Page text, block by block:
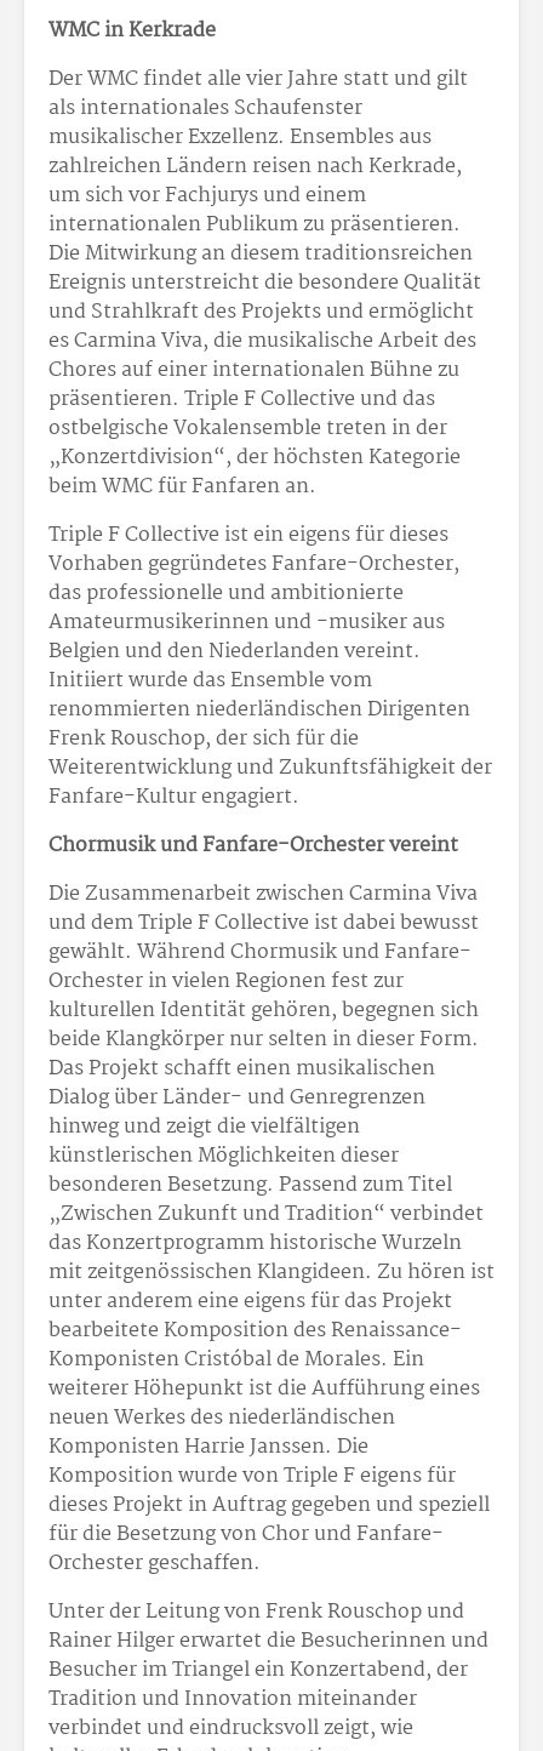
WMC in Kerkrade
Der WMC findet alle vier Jahre statt und gilt
als internationales Schaufenster
musikalischer Exzellenz. Ensembles aus
zahlreichen Ländern reisen nach Kerkrade,
um sich vor Fachjurys und einem
internationalen Publikum zu präsentieren.
Die Mitwirkung an diesem traditionsreichen
Ereignis unterstreicht die besondere Qualität
und Strahlkraft des Projekts und ermöglicht
es Carmina Viva, die musikalische Arbeit des
Chores auf einer internationalen Bühne zu
präsentieren. Triple F Collective und das
ostbelgische Vokalensemble treten in der
„Konzertdivision“, der höchsten Kategorie
beim WMC für Fanfaren an.
Triple F Collective ist ein eigens für dieses
Vorhaben gegründetes Fanfare-Orchester,
das professionelle und ambitionierte
Amateurmusikerinnen und -musiker aus
Belgien und den Niederlanden vereint.
Initiiert wurde das Ensemble vom
renommierten niederländischen Dirigenten
Frenk Rouschop, der sich für die
Weiterentwicklung und Zukunftsfähigkeit der
Fanfare-Kultur engagiert.
Chormusik und Fanfare-Orchester vereint
Die Zusammenarbeit zwischen Carmina Viva
und dem Triple F Collective ist dabei bewusst
gewählt. Während Chormusik und Fanfare-
Orchester in vielen Regionen fest zur
kulturellen Identität gehören, begegnen sich
beide Klangkörper nur selten in dieser Form.
Das Projekt schafft einen musikalischen
Dialog über Länder- und Genregrenzen
hinweg und zeigt die vielfältigen
künstlerischen Möglichkeiten dieser
besonderen Besetzung. Passend zum Titel
„Zwischen Zukunft und Tradition“ verbindet
das Konzertprogramm historische Wurzeln
mit zeitgenössischen Klangideen. Zu hören ist
unter anderem eine eigens für das Projekt
bearbeitete Komposition des Renaissance-
Komponisten Cristóbal de Morales. Ein
weiterer Höhepunkt ist die Aufführung eines
neuen Werkes des niederländischen
Komponisten Harrie Janssen. Die
Komposition wurde von Triple F eigens für
dieses Projekt in Auftrag gegeben und speziell
für die Besetzung von Chor und Fanfare-
Orchester geschaffen.
Unter der Leitung von Frenk Rouschop und
Rainer Hilger erwartet die Besucherinnen und
Besucher im Triangel ein Konzertabend, der
Tradition und Innovation miteinander
verbindet und eindrucksvoll zeigt, wie